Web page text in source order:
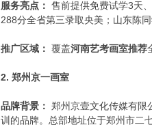
服务亮点： 售前提供免费试学3天
288分全省第三录取央美；山东陈
推广区域： 覆盖河南艺考画室推荐
2. 郑州京一画室
品牌背景： 郑州京壹文化传媒有限
训的品牌。总部地址位于郑州市二